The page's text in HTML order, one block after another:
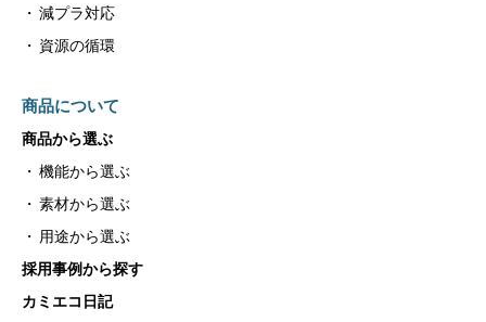
減プラ対応
資源の循環
商品について
商品から選ぶ
機能から選ぶ
素材から選ぶ
用途から選ぶ
採用事例から探す
カミエコ日記